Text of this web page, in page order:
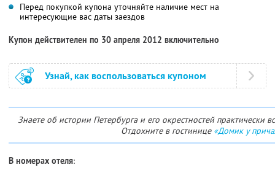
Перед покупкой купона уточняйте наличие мест на
интересующие вас даты заездов
Купон действителен по 30 апреля 2012 включительно
Узнай, как воспользоваться купоном
Знаете об истории Петербурга и его окрестностей практически
Отдохните в гостинице «Домик у
В номерах отеля: